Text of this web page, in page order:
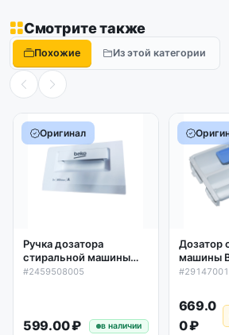
Смотрите также
Похожие Из этой категории
Оригинал
Ручка дозатора
стиральной машины
Beko 2459508005,
#2459508005
599.00 ₽ в наличии
Дозатор
машины
669.0
0 ₽